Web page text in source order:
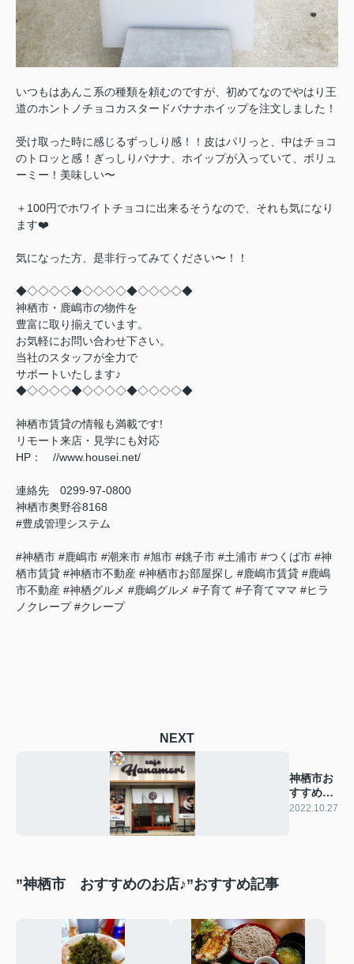
いつもはあんこ系の種類を頼むのですが、初めてなのでやはり王
道のホントノチョコカスタードバナナホイップを注文しました！
受け取った時に感じるずっしり感！！皮はパリっと、中はチョコ
のトロッと感！ぎっしりバナナ、ホイップが入っていて、ボリュ
ーミー！美味しい〜
＋100円でホワイトチョコに出来るそうなので、それも気になり
ます❤️
気になった方、是非行ってみてください〜！！
◆◇◇◇◇◆◇◇◇◇◆◇◇◇◇◆
神栖市・鹿嶋市の物件を
豊富に取り揃えています。
お気軽にお問い合わせ下さい。
当社のスタッフが全力で
サポートいたします♪
◆◇◇◇◇◆◇◇◇◇◆◇◇◇◇◆
神栖市賃貸の情報も満載です!
リモート来店・見学にも対応
HP： //www.housei.net/
連絡先 0299‐97‐0800
神栖市奥野谷8168
#豊成管理システム
#神栖市 #鹿嶋市 #潮来市 #旭市 #銚子市 #土浦市 #つくば市 #神
栖市賃貸 #神栖市不動産 #神栖市お部屋探し #鹿嶋市賃貸 #鹿嶋
市不動産 #神栖グルメ #鹿嶋グルメ #子育て #子育てママ #ヒラ
ノクレープ #クレープ
NEXT
神栖市お
すすめの
お店
2022.10.27
”神栖市 おすすめのお店♪”おすすめ記事